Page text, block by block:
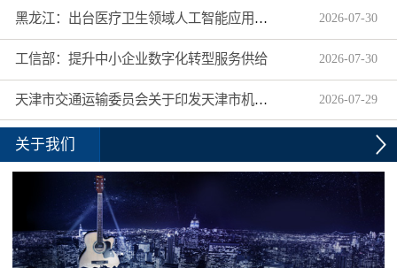
黑龙江：出台医疗卫生领域人工智能应用工作实施方案 2026-07-30
工信部：提升中小企业数字化转型服务供给 2026-07-30
天津市交通运输委员会关于印发天津市机动车驾驶员培训机构及教练员综合信用评价管理办法的通知 2026-07-29
关于我们